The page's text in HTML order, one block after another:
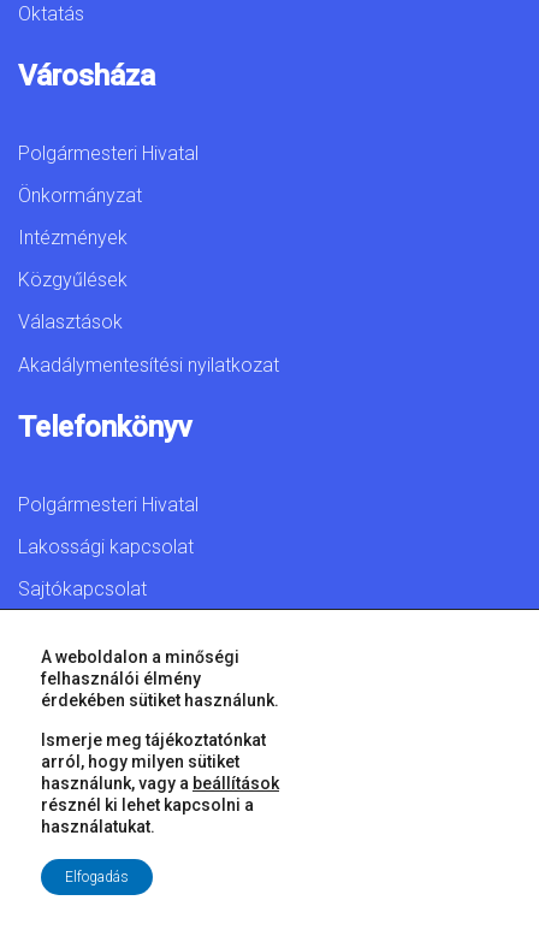
Oktatás
Városháza
Polgármesteri Hivatal
Önkormányzat
Intézmények
Közgyűlések
Választások
Akadálymentesítési nyilatkozat
Telefonkönyv
Polgármesteri Hivatal
Lakossági kapcsolat
Sajtókapcsolat
© 2026 Győr Megyei Jogú Város • Minden jog fenntartva!
A weboldalon a minőségi
felhasználói élmény
érdekében sütiket használunk.
Ismerje meg tájékoztatónkat
arról, hogy milyen sütiket
használunk, vagy a beállítások
résznél ki lehet kapcsolni a
használatukat.
Elfogadás